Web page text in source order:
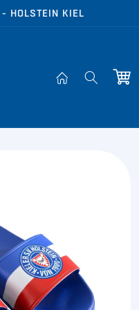
HOLSTEIN KIEL